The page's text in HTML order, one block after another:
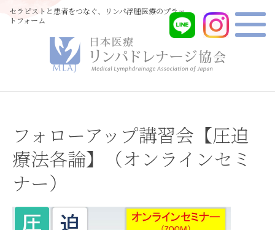
セラピストと患者をつなぐ、リンパ浮腫医療のプラッ
トフォーム
フォローアップ講習会【圧迫
療法各論】（オンラインセミ
ナー）